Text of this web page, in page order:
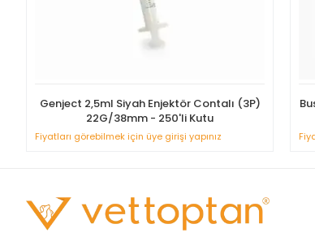
Genject 2,5ml Siyah Enjektör Contalı (3P)
22G/38mm - 250'li Kutu
Fiyatları görebilmek için üye girişi yapınız